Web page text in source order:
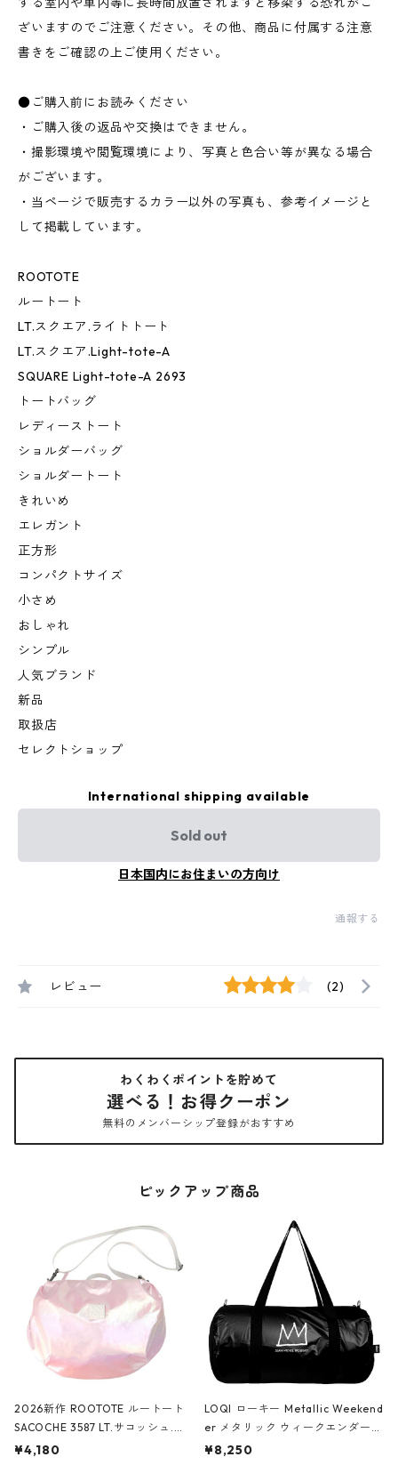
ざいますのでご注意ください。その他、商品に付属する注意
書きをご確認の上ご使用ください。
●ご購入前にお読みください
・ご購入後の返品や交換はできません。
・撮影環境や閲覧環境により、写真と色合い等が異なる場合
がございます。
・当ページで販売するカラー以外の写真も、参考イメージと
して掲載しています。
ROOTOTE
ルートート
LT.スクエア.ライトトート
LT.スクエア.Light-tote-A
SQUARE Light-tote-A 2693
トートバッグ
レディーストート
ショルダーバッグ
ショルダートート
きれいめ
エレガント
正方形
コンパクトサイズ
小さめ
おしゃれ
シンプル
人気ブランド
新品
取扱店
セレクトショップ
International shipping available
Sold out
日本国内にお住まいの方向け
通報する
レビュー (2)
わくわくポイントを貯めて
選べる！お得クーポン
無料のメンバーシップ登録がおすすめ
ピックアップ商品
2026新作 ROOTOTE ルートート
SACOCHE 3587 LT.サコッシュ.ル
ミエ-B ショルダーバッグ グロスピ
¥4,180
LOQI ローキー Metallic Weekend
er メタリック ウィークエンダー
ボストンバッグ ショルダーバッグ
¥8,250